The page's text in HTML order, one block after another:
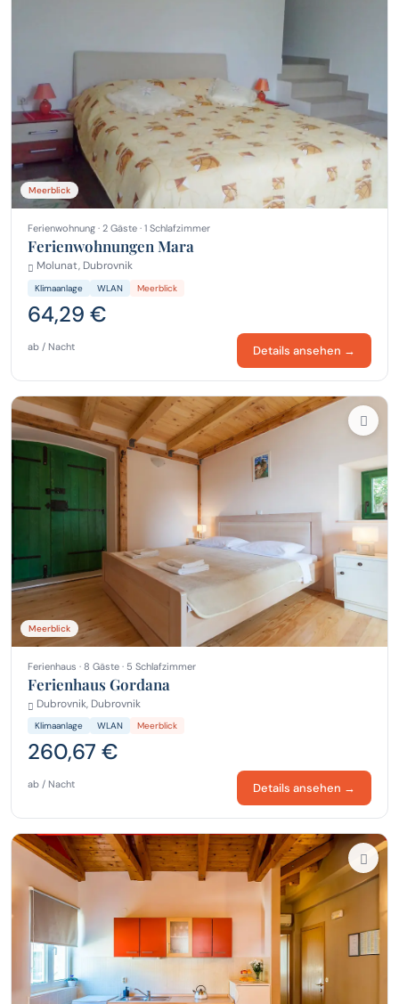
Meerblick
Ferienwohnung · 2 Gäste · 1 Schlafzimmer
Ferienwohnungen Mara
Molunat, Dubrovnik
Klimaanlage WLAN Meerblick
64,29 €
ab / Nacht Details ansehen →
Meerblick
Ferienhaus · 8 Gäste · 5 Schlafzimmer
Ferienhaus Gordana
Dubrovnik, Dubrovnik
Klimaanlage WLAN Meerblick
260,67 €
ab / Nacht Details ansehen →